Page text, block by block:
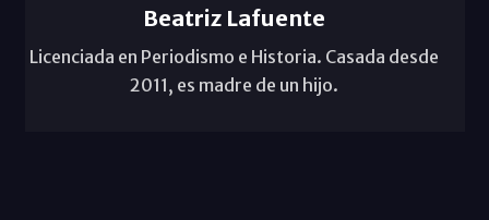
Beatriz Lafuente
Licenciada en Periodismo e Historia. Casada desde
2011, es madre de un hijo.